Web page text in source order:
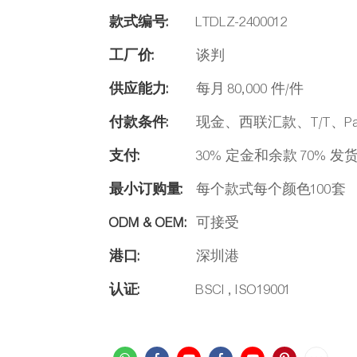
款式编号:
LTDLZ-2400012
工厂价:
谈判
供应能力:
每月 80,000 件/件
付款条件:
现金、西联汇款、T/T、
支付:
30% 定金和余款 70% 发
最小订购量:
每个款式每个颜色100套
ODM & OEM: 可接受
港口:
深圳港
认证:
BSCI , ISO19001